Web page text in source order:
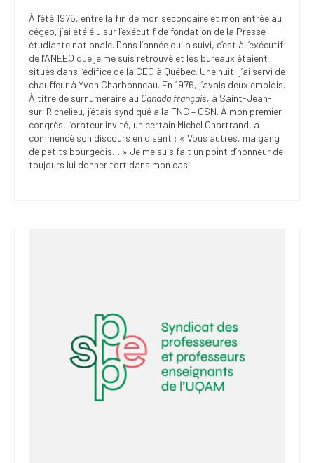
À l’été 1976, entre la fin de mon secondaire et mon entrée au
cégep, j’ai été élu sur l’exécutif de fondation de la Presse
étudiante nationale. Dans l’année qui a suivi, c’est à l’exécutif
de l’ANEEQ que je me suis retrouvé et les bureaux étaient
situés dans l’édifice de la CEQ à Québec. Une nuit, j’ai servi de
chauffeur à Yvon Charbonneau. En 1976, j’avais deux emplois.
À titre de surnuméraire au Canada français, à Saint-Jean-
sur-Richelieu, j’étais syndiqué à la FNC – CSN. À mon premier
congrès, l’orateur invité, un certain Michel Chartrand, a
commencé son discours en disant : « Vous autres, ma gang
de petits bourgeois… » Je me suis fait un point d’honneur de
toujours lui donner tort dans mon cas.